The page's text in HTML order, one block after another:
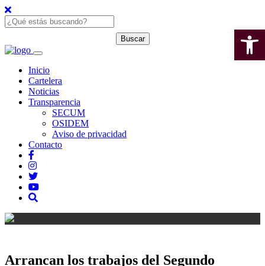
Inicio
Cartelera
Noticias
Transparencia
SECUM
OSIDEM
Aviso de privacidad
Contacto
Arrancan los trabajos del Segundo